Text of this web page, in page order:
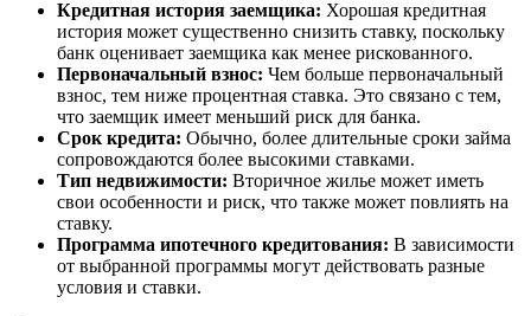
Кредитная история заемщика: Хорошая кредитная
история может существенно снизить ставку, поскольку
банк оценивает заемщика как менее рискованного.
Первоначальный взнос: Чем больше первоначальный
взнос, тем ниже процентная ставка. Это связано с тем,
что заемщик имеет меньший риск для банка.
Срок кредита: Обычно, более длительные сроки займа
сопровождаются более высокими ставками.
Тип недвижимости: Вторичное жилье может иметь
свои особенности и риск, что также может повлиять на
ставку.
Программа ипотечного кредитования: В зависимости
от выбранной программы могут действовать разные
условия и ставки.